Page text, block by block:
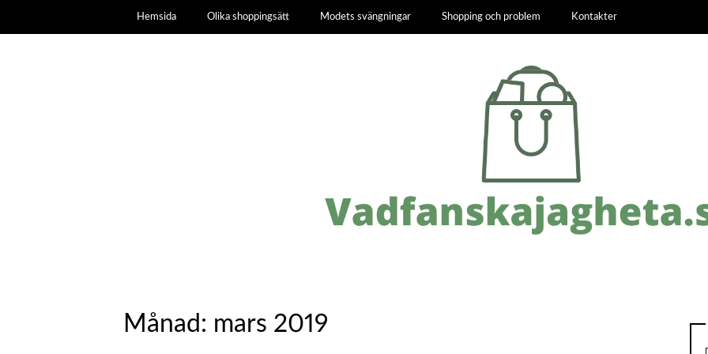
Hemsida Olika shoppingsätt Modets svängningar Shopping och problem Kontakter
Månad: mars 2019